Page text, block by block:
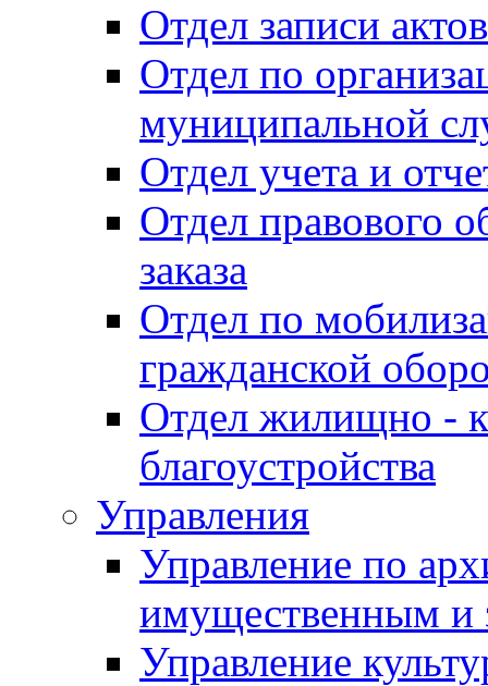
Отдел записи
Отдел по
муниципальной
Отдел учета и
Отдел правового
заказа
Отдел по
гражданской
Отдел жилищно -
благоустройства
Управления
Управление по
имущественным и
Управление